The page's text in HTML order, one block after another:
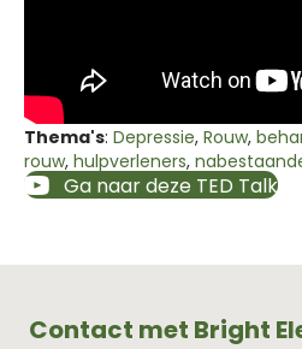
Thema's: Depressie, Rouw,
rouw, hulpverleners,
Ga naar deze TED Talk
Contact met Bright